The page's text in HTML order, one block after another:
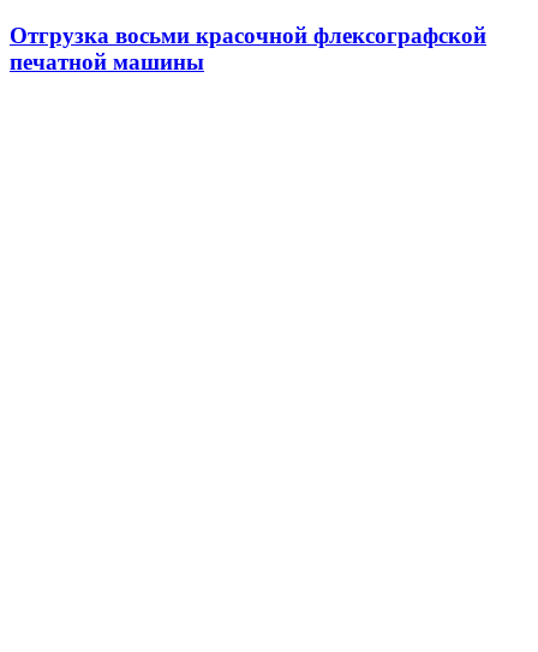
Отгрузка восьми красочной флексографской
печатной машины